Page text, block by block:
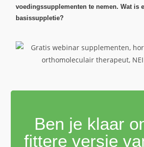
voedingssupplementen te nemen.Wat is
basissuppletie?
Ben je klaar
fittere versie